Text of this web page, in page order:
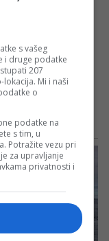
s vašeg
i druge podatke
207
Mi i naši
o
podatke na
s tim, u
Potražite vezu pri
za upravljanje
privatnosti i